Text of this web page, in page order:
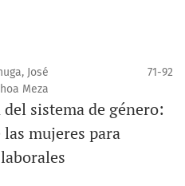
José
Meza
71-92
sistema de género:
mujeres para